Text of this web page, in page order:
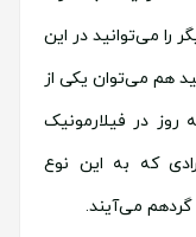
را می‌توانید در این
هم می‌توان یکی از
در فیلارمونیک
که به این نوع
می‌آیند.